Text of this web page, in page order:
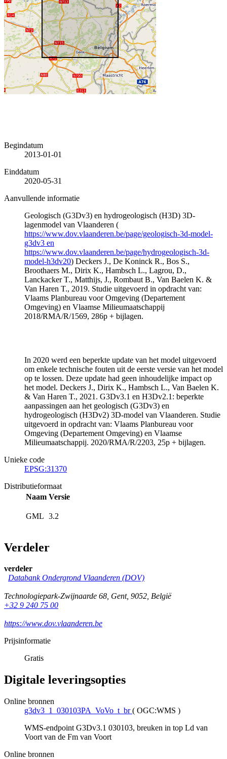
Begindatum
2013-01-01
Einddatum
2020-05-31
Aanvullende informatie
Geologisch (G3Dv3) en hydrogeologisch (H3D) 3D-
lagenmodel van Vlaanderen (
https://www.dov.vlaanderen.be/page/geologisch-3d-model-
g3dv3 en
https://www.dov.vlaanderen.be/page/hydrogeologisch-3d-
model-h3dv20) Deckers J., De Koninck R., Bos S.,
Broothaers M., Dirix K., Hambsch L., Lagrou, D.,
Lanckacker T., Matthijs, J., Rombaut B., Van Baelen K. &
Van Haren T., 2019. Studie uitgevoerd in opdracht van:
Vlaams Planbureau voor Omgeving (Departement
Omgeving) en Vlaamse Milieumaatschappij
2018/RMA/R/1569, 286p + bijlagen.
In 2020 werd een beperkte update van het model uitgevoerd
om enkele technische fouten uit de eerste versie van het model
op te lossen. Deze update had geen inhoudelijke impact op
het model. Deckers J., Dirix K., Hambsch L., Van Baelen K.
& Van Haren T., 2021. G3Dv3.1 en H3Dv2.1: beperkte
aanpassingen aan het geologisch (G3Dv3) en
hydrogeologisch (H3Dv2) 3D-model van Vlaanderen. Studie
uitgevoerd in opdracht van: Vlaams Planbureau voor
Omgeving (Departement Omgeving) en Vlaamse
Milieumaatschappij. 2020/RMA/R/2203, 25p + bijlagen.
Unieke code
EPSG:31370
Distributieformaat
Naam Versie
GML 3.2
Verdeler
verdeler
Databank Ondergrond Vlaanderen (DOV)
Technologiepark-Zwijnaarde 68, Gent, 9052, België
+32 9 240 75 00
https://www.dov.vlaanderen.be
Prijsinformatie
Gratis
Digitale leveringsopties
Online bronnen
g3dv3_1_030103PA_VoVo_t_br ( OGC:WMS )
WMS-endpoint G3Dv3.1 030103, breuken in top Ld van
Voort van de Fm van Voort
Online bronnen